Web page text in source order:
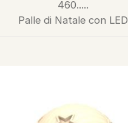
460.....
Palle di Natale con LED